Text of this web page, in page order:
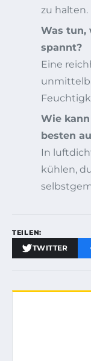
zu halten.
Was tun,
spannt?
Eine
Wie
besten
In
kühlen,
TEILEN:
TWITTER